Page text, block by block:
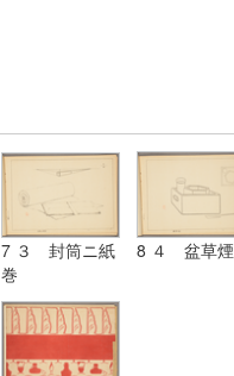
7 ３ 封筒ニ紙
巻
8 ４ 盆草煙